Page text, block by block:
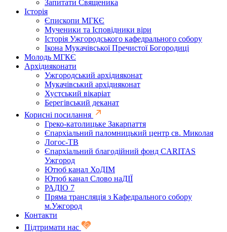
Запитати Священика
Історія
Єпископи МГКЄ
Мученики та Ісповідники віри
Історія Ужгородського кафедрального собору
Ікона Мукачівської Пречистої Богородиці
Молодь МГКЄ
Архідияконати
Ужгородський архідияконат
Мукачівський архідияконат
Хустський вікаріат
Берегівський деканат
Корисні посилання
Греко-католицьке Закарпаття
Єпархіальний паломницький центр св. Миколая
Логос-ТВ
Єпархіальний благодійний фонд CARITAS
Ужгород
Ютюб канал ХоДІМ
Ютюб канал Слово наДІЇ
РАДІО 7
Пряма трансляція з Кафедрального собору
м.Ужгород
Контакти
Підтримати нас